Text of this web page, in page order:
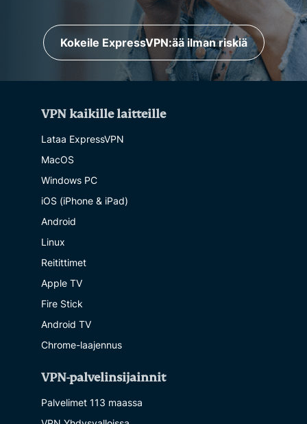
Kokeile ExpressVPN:ää ilman riskiä
VPN kaikille laitteille
Lataa ExpressVPN
MacOS
Windows PC
iOS (iPhone & iPad)
Android
Linux
Reitittimet
Apple TV
Fire Stick
Android TV
Chrome-laajennus
VPN-palvelinsijainnit
Palvelimet 113 maassa